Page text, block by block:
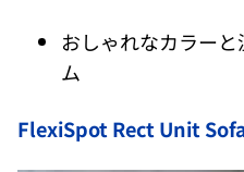
おしゃれなカラー
ム
FlexiSpot Rect Unit